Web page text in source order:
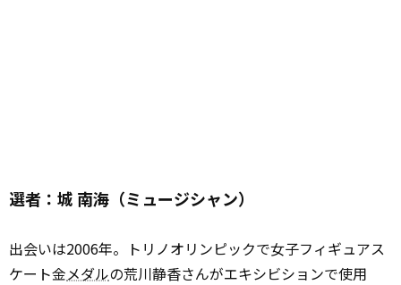
選者：城 南海（ミュージシャン）
出会いは2006年。トリノオリンピックで女子フィギュアス
ケート金メダルの荒川静香さんがエキシビションで使用